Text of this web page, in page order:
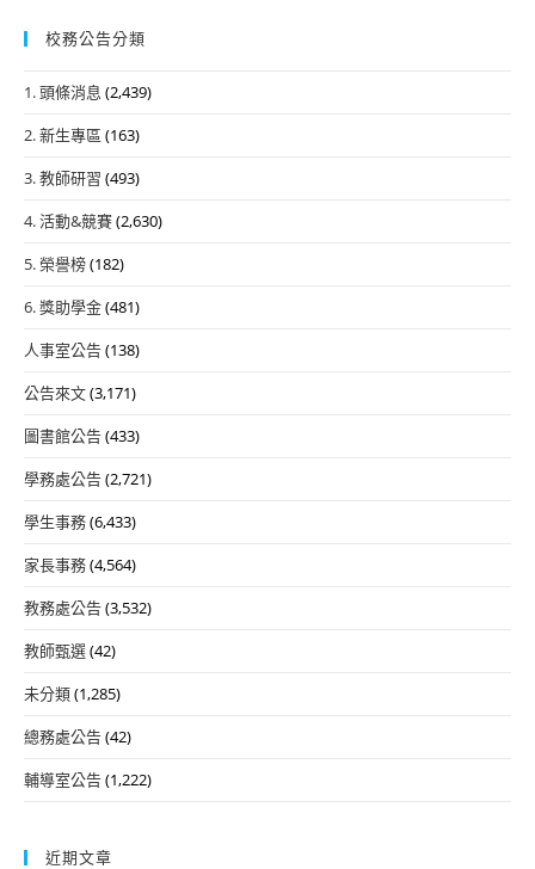
校務公告分類
1. 頭條消息 (2,439)
2. 新生專區 (163)
3. 教師研習 (493)
4. 活動&競賽(2,630)
5. 榮譽榜(182)
6. 獎助學金(481)
人事室公告(138)
公告來文(3,171)
圖書館公告(433)
學務處公告(2,721)
學生事務(6,433)
家長事務(4,564)
教務處公告(3,532)
教師甄選(42)
未分類(1,285)
總務處公告(42)
輔導室公告(1,222)
近期文章